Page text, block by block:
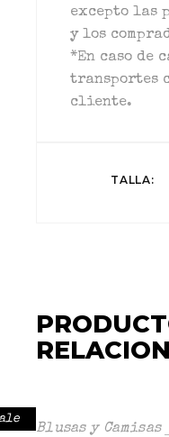
excepto las
y los
*En caso de
transportes
cliente.
TALLA
Blusas y Camisas